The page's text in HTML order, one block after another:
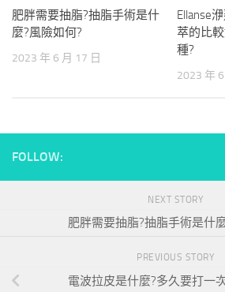
肥胖需要抽脂?抽脂手術是什
麼?風險如何?
2023 年 6 月 17 日
Ellanse
萃的比
種?
2023 年
FOLLOW:
NEXT STORY
肥胖需要抽脂?抽脂手術是什
PREVIOUS STORY
電波拉皮是什麼?多久要打一